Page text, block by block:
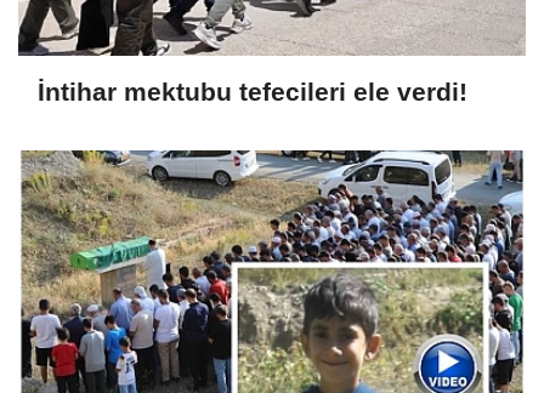
İntihar mektubu tefecileri ele verdi!